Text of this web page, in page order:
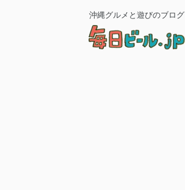
沖縄グルメと遊びのブログ